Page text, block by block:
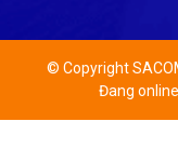
© Copyright
Đang